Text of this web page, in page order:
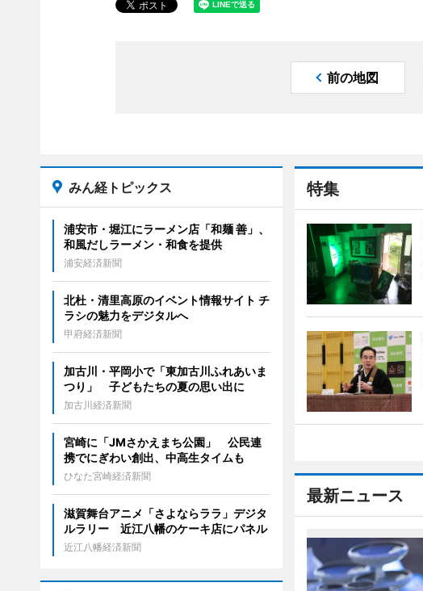
前の地図
特集
最新ニュース
みん経トピックス
浦安市・堀江にラーメン店「和麺 善」、
和風だしラーメン・和食を提供
浦安経済新聞
北杜・清里高原のイベント情報サイト チ
ラシの魅力をデジタルへ
甲府経済新聞
加古川・平岡小で「東加古川ふれあいま
つり」 子どもたちの夏の思い出に
加古川経済新聞
宮崎に「JMさかえまち公園」 公民連
携でにぎわい創出、中高生タイムも
ひなた宮崎経済新聞
滋賀舞台アニメ「さよならララ」デジタ
ルラリー 近江八幡のケーキ店にパネル
近江八幡経済新聞